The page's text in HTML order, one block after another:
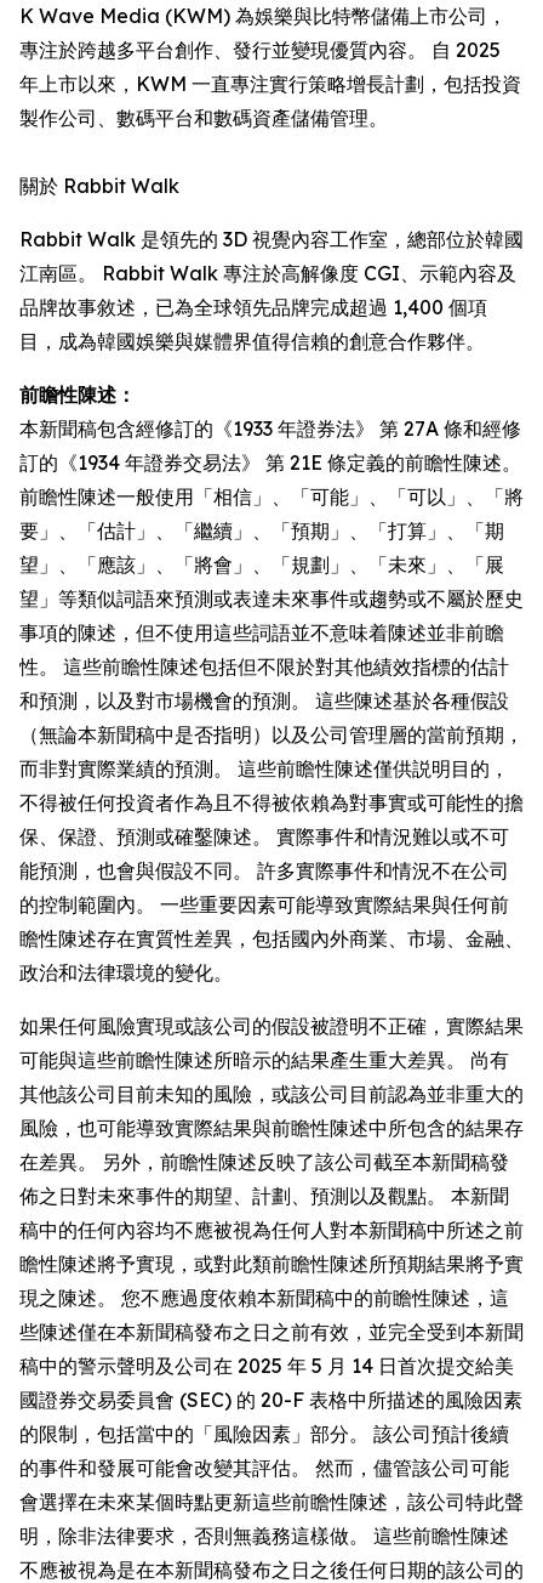
K Wave Media (KWM) 為娛樂與比特幣儲備上市公司，
專注於跨越多平台創作、發行並變現優質內容。 自 2025
年上市以來，KWM 一直專注實行策略增長計劃，包括投資
製作公司、數碼平台和數碼資產儲備管理。
關於 Rabbit Walk
Rabbit Walk 是領先的 3D 視覺內容工作室，總部位於韓國
江南區。 Rabbit Walk 專注於高解像度 CGI、示範內容及
品牌故事敘述，已為全球領先品牌完成超過 1,400 個項
目，成為韓國娛樂與媒體界值得信賴的創意合作夥伴。
前瞻性陳述：
本新聞稿包含經修訂的《1933 年證券法》 第 27A 條和經修
訂的《1934 年證券交易法》 第 21E 條定義的前瞻性陳述。
前瞻性陳述一般使用「相信」、「可能」、「可以」、「將
要」、「估計」、「繼續」、「預期」、「打算」、「期
望」、「應該」、「將會」、「規劃」、「未來」、「展
望」等類似詞語來預測或表達未來事件或趨勢或不屬於歷史
事項的陳述，但不使用這些詞語並不意味着陳述並非前瞻
性。 這些前瞻性陳述包括但不限於對其他績效指標的估計
和預測，以及對市場機會的預測。 這些陳述基於各種假設
（無論本新聞稿中是否指明）以及公司管理層的當前預期，
而非對實際業績的預測。 這些前瞻性陳述僅供説明目的，
不得被任何投資者作為且不得被依賴為對事實或可能性的擔
保、保證、預測或確鑿陳述。 實際事件和情況難以或不可
能預測，也會與假設不同。 許多實際事件和情況不在公司
的控制範圍內。 一些重要因素可能導致實際結果與任何前
瞻性陳述存在實質性差異，包括國內外商業、市場、金融、
政治和法律環境的變化。
如果任何風險實現或該公司的假設被證明不正確，實際結果
可能與這些前瞻性陳述所暗示的結果產生重大差異。 尚有
其他該公司目前未知的風險，或該公司目前認為並非重大的
風險，也可能導致實際結果與前瞻性陳述中所包含的結果存
在差異。 另外，前瞻性陳述反映了該公司截至本新聞稿發
佈之日對未來事件的期望、計劃、預測以及觀點。 本新聞
稿中的任何內容均不應被視為任何人對本新聞稿中所述之前
瞻性陳述將予實現，或對此類前瞻性陳述所預期結果將予實
現之陳述。 您不應過度依賴本新聞稿中的前瞻性陳述，這
些陳述僅在本新聞稿發布之日之前有效，並完全受到本新聞
稿中的警示聲明及公司在 2025 年 5 月 14 日首次提交給美
國證券交易委員會 (SEC) 的 20-F 表格中所描述的風險因素
的限制，包括當中的「風險因素」部分。 該公司預計後續
的事件和發展可能會改變其評估。 然而，儘管該公司可能
會選擇在未來某個時點更新這些前瞻性陳述，該公司特此聲
明，除非法律要求，否則無義務這樣做。 這些前瞻性陳述
不應被視為是在本新聞稿發布之日之後任何日期的該公司的